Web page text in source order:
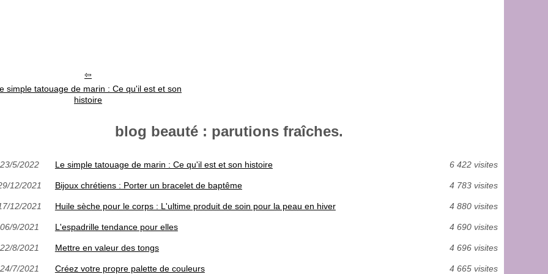
simple tatouage de marin : Ce qu'il est et son
histoire
blog beauté : parutions fraîches.
23/5/2022 Le simple tatouage de marin : Ce qu'il est et son histoire 6 422 visites
12/2021 Bijoux chrétiens : Porter un bracelet de baptême 4 783 visites
12/2021 Huile sèche pour le corps : L'ultime produit de soin pour la peau en hiver 4 880 visites
06/9/2021 L'espadrille tendance pour elles 4 690 visites
22/8/2021 Mettre en valeur des tongs 4 696 visites
24/7/2021 Créez votre propre palette de couleurs 4 665 visites